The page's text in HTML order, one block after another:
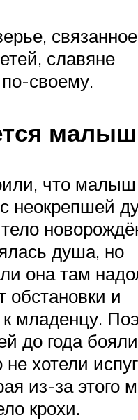
славяне
своему.
малыш
что малыш
неокрепшей
душа, но
она там
обстановки и
младенцу.
до года
хотели
из-за этого
крохи.